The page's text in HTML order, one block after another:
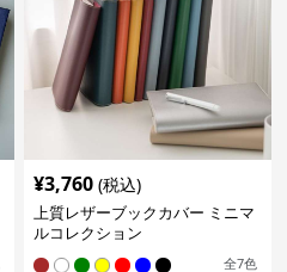
¥3,760 (税込)
上質レザーブックカバー ミニマ
ルコレクション
全7色